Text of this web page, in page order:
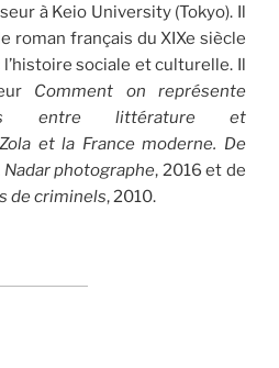
à Keio University (Tokyo). Il
roman français du XIXe siècle
sociale et culturelle. Il
Comment on représente
entre littérature et
Zola et la France moderne. De
Nadar photographe, 2016 et de
de criminels, 2010.